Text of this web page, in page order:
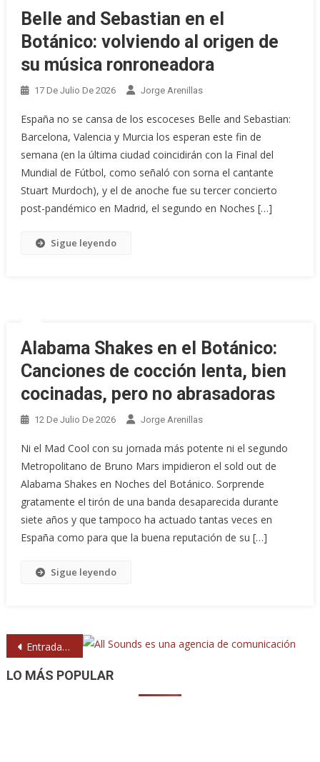
Belle and Sebastian en el
Botánico: volviendo al origen de
su música ronroneadora
17 De Julio De 2026 Jorge Arenillas
España no se cansa de los escoceses Belle and Sebastian:
Barcelona, Valencia y Murcia los esperan este fin de
semana (en la última ciudad coincidirán con la Final del
Mundial de Fútbol, como señaló con sorna el cantante
Stuart Murdoch), y el de anoche fue su tercer concierto
post-pandémico en Madrid, el segundo en Noches […]
Sigue leyendo
Alabama Shakes en el Botánico:
Canciones de cocción lenta, bien
cocinadas, pero no abrasadoras
12 De Julio De 2026 Jorge Arenillas
Ni el Mad Cool con su jornada más potente ni el segundo
Metropolitano de Bruno Mars impidieron el sold out de
Alabama Shakes en Noches del Botánico. Sorprende
gratamente el tirón de una banda desaparecida durante
siete años y que tampoco ha actuado tantas veces en
España como para que la buena reputación de su […]
Sigue leyendo
Navegación
de
Entradas anteriores
LO MÁS POPULAR